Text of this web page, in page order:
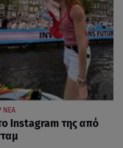
ΝΕΑ
Instagram της από